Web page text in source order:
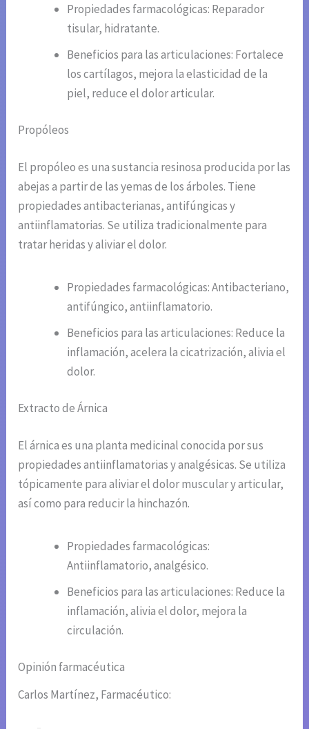
Propiedades farmacológicas: Reparador
tisular, hidratante.
Beneficios para las articulaciones: Fortalece
los cartílagos, mejora la elasticidad de la
piel, reduce el dolor articular.
Propóleos
El propóleo es una sustancia resinosa producida por las
abejas a partir de las yemas de los árboles. Tiene
propiedades antibacterianas, antifúngicas y
antiinflamatorias. Se utiliza tradicionalmente para
tratar heridas y aliviar el dolor.
Propiedades farmacológicas: Antibacteriano,
antifúngico, antiinflamatorio.
Beneficios para las articulaciones: Reduce la
inflamación, acelera la cicatrización, alivia el
dolor.
Extracto de Árnica
El árnica es una planta medicinal conocida por sus
propiedades antiinflamatorias y analgésicas. Se utiliza
tópicamente para aliviar el dolor muscular y articular,
así como para reducir la hinchazón.
Propiedades farmacológicas:
Antiinflamatorio, analgésico.
Beneficios para las articulaciones: Reduce la
inflamación, alivia el dolor, mejora la
circulación.
Opinión farmacéutica
Carlos Martínez, Farmacéutico: